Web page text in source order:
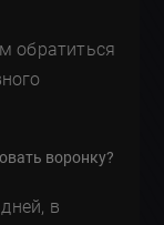
обратиться
воронку?
в